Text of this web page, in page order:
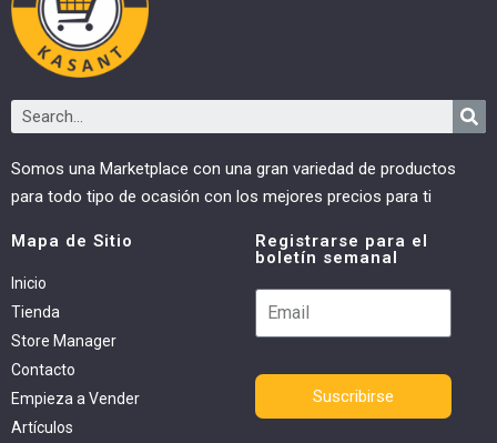
Somos una Marketplace con una gran variedad de productos
para todo tipo de ocasión con los mejores precios para ti
Mapa de Sitio
Inicio
Tienda
Store Manager
Contacto
Empieza a Vender
Artículos
Registrarse para el
boletín semanal
Suscribirse